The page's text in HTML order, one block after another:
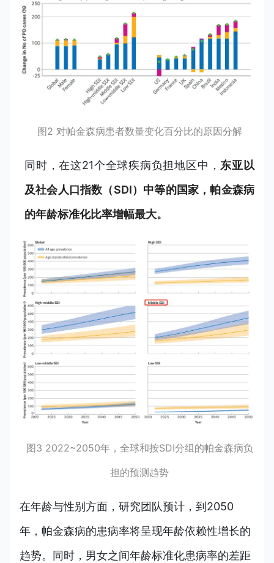
图2 对帕金森病患者数量变化百分比的原因分解
同时，在这21个全球疾病负担地区中， 东亚以
及社会人口指数（SDI）中等的国家，帕金森病
的年龄标准化比率增幅最大。
图3 2022~2050年，全球和按SDI分组的帕金森病负
担的预测趋势
在年龄与性别方面，研究团队预计，到2050
年，帕金森病的患病率将呈现年龄依赖性增长的
趋势。同时，男女之间年龄标准化患病率的差距